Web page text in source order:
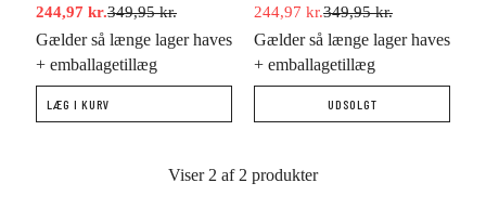
244,97 kr.349,95 kr.
+ emballagetillæg
Gælder så længe lager haves
LÆG I KURV
244,97 kr.349,95 kr.
+ emballagetillæg
Gælder så længe lager haves
UDSOLGT
Viser 2 af 2 produkter